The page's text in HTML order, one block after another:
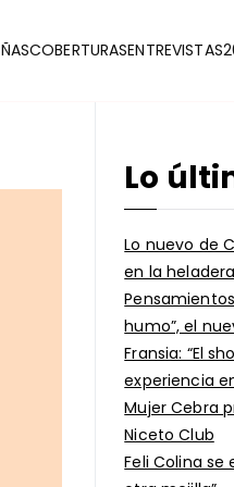
COBERTURASENTREVISTAS
Lo
Lo nuevo de
en la
humo”, el
Fransia: “El
experiencia
Mujer Cebra
Niceto Club
Feli Colina se